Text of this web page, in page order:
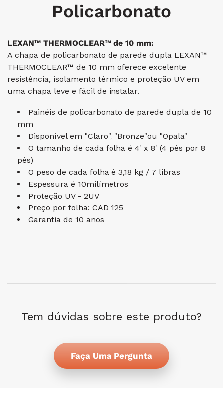
Policarbonato
LEXAN™ THERMOCLEAR™ de 10 mm:
A chapa de policarbonato de parede dupla LEXAN™
THERMOCLEAR™ de 10 mm oferece excelente
resistência, isolamento térmico e proteção UV em
uma chapa leve e fácil de instalar.
Painéis de policarbonato de parede dupla de 10
mm
Disponível em "Claro", "Bronze"ou "Opala"
O tamanho de cada folha é 4' x 8' (4 pés por 8
pés)
O peso de cada folha é 3,18 kg / 7 libras
Espessura é 10milímetros
Proteção UV - 2UV
Preço por folha: CAD 125
Garantia de 10 anos
Tem dúvidas sobre este produto?
Faça Uma Pergunta